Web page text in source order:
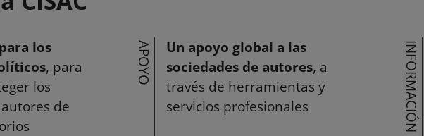
los
, para
los
de
APOYO
Un apoyo global a las
sociedades de autores, a
través de herramientas y
servicios profesionales
INFORMACIÓN